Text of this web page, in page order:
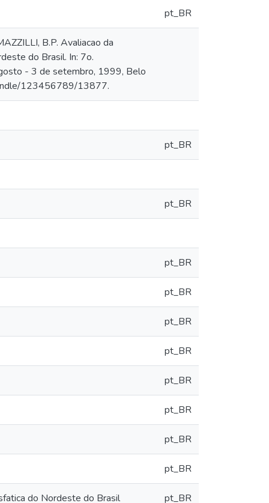
pt_BR
B.P. Avaliacao da
do Brasil. In: 7o.
- 3 de setembro, 1999, Belo
123456789/13877.
pt_BR
pt_BR
pt_BR
pt_BR
pt_BR
pt_BR
pt_BR
pt_BR
pt_BR
pt_BR
do Nordeste do Brasil pt_BR